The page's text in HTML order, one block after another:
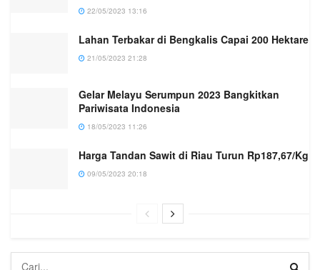
22/05/2023 13:16
Lahan Terbakar di Bengkalis Capai 200 Hektare
21/05/2023 21:28
Gelar Melayu Serumpun 2023 Bangkitkan
Pariwisata Indonesia
18/05/2023 11:26
Harga Tandan Sawit di Riau Turun Rp187,67/Kg
09/05/2023 20:18